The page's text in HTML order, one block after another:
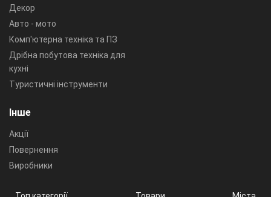
Декор
Авто - мото
Комп'ютерна техніка та ПЗ
Дрібна побутова техніка для
кухні
Туристичні інструменти
Інше
Акції
Повернення
Виробники